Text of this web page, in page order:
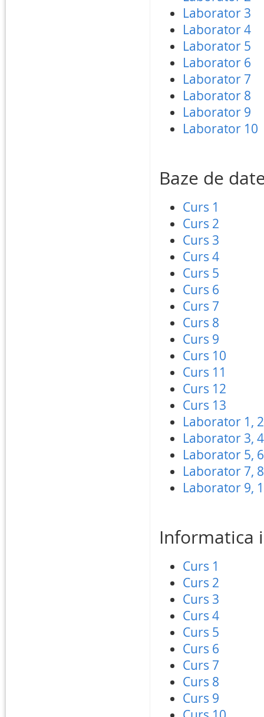
Laborator 3
Laborator 4
Laborator 5
Laborator 6
Laborator 7
Laborator 8
Laborator 9
Laborator 10
Baze de
Curs 1
Curs 2
Curs 3
Curs 4
Curs 5
Curs 6
Curs 7
Curs 8
Curs 9
Curs 10
Curs 11
Curs 12
Curs 13
Laborator 1, 2
Laborator 3, 4
Laborator 5, 6
Laborator 7, 8
Laborator 9,
Informatica
Curs 1
Curs 2
Curs 3
Curs 4
Curs 5
Curs 6
Curs 7
Curs 8
Curs 9